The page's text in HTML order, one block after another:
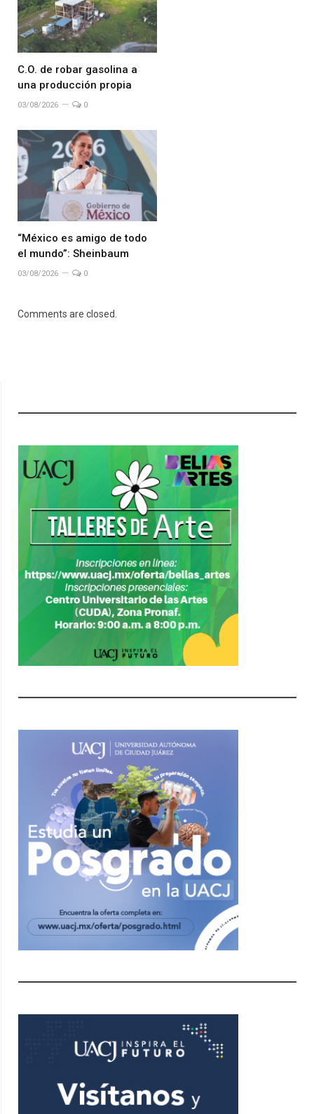
C.O. de robar gasolina a
una producción propia
03/08/2026 0
“México es amigo de todo
el mundo”: Sheinbaum
03/08/2026 0
Comments are closed.